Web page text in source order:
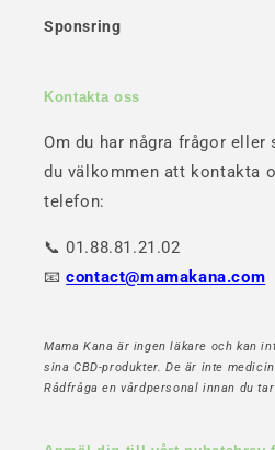
Sponsring
Kontakta oss
Om du har några frågor
du välkommen att kontakta
telefon:
📞 01.88.81.21.02
📧contact@mamakana.com
Mama Kana är ingen läkare och kan
sina CBD-produkter. De är inte
Rådfråga en vårdpersonal innan du